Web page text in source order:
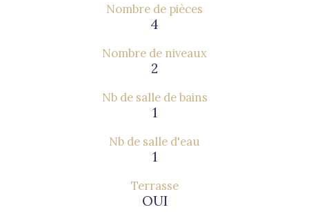
Nombre de pièces
4
Nombre de niveaux
2
Nb de salle de bains
1
Nb de salle d'eau
1
Terrasse
OUI